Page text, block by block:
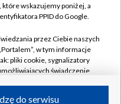
wskazujemy poniżej, a
PPID do Google.
przez Ciebie naszych
w tym informacje
pliki cookie, sygnalizatory
świadczenie
do serwisu